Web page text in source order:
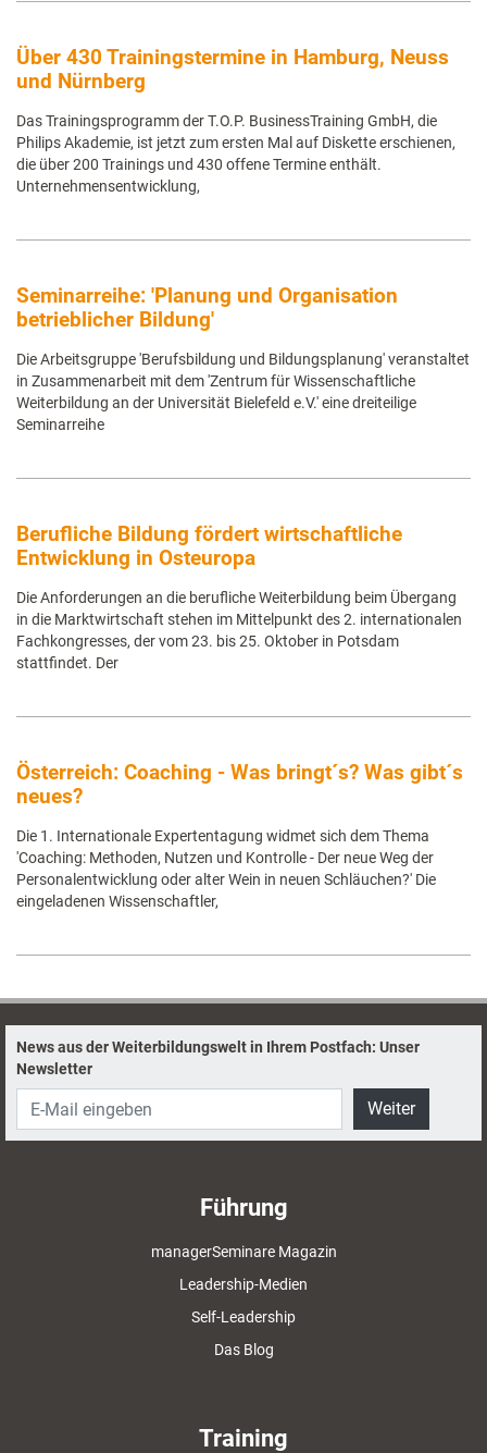
Über 430 Trainingstermine in Hamburg, Neuss
und Nürnberg
Das Trainingsprogramm der T.O.P. BusinessTraining GmbH, die
Philips Akademie, ist jetzt zum ersten Mal auf Diskette erschienen,
die über 200 Trainings und 430 offene Termine enthält.
Unternehmensentwicklung,
Seminarreihe: 'Planung und Organisation
betrieblicher Bildung'
Die Arbeitsgruppe 'Berufsbildung und Bildungsplanung' veranstaltet
in Zusammenarbeit mit dem 'Zentrum für Wissenschaftliche
Weiterbildung an der Universität Bielefeld e.V.' eine dreiteilige
Seminarreihe
Berufliche Bildung fördert wirtschaftliche
Entwicklung in Osteuropa
Die Anforderungen an die berufliche Weiterbildung beim Übergang
in die Marktwirtschaft stehen im Mittelpunkt des 2. internationalen
Fachkongresses, der vom 23. bis 25. Oktober in Potsdam
stattfindet. Der
Österreich: Coaching - Was bringt´s? Was gibt´s
neues?
Die 1. Internationale Expertentagung widmet sich dem Thema
'Coaching: Methoden, Nutzen und Kontrolle - Der neue Weg der
Personalentwicklung oder alter Wein in neuen Schläuchen?' Die
eingeladenen Wissenschaftler,
News aus der Weiterbildungswelt in Ihrem Postfach: Unser
Newsletter
Weiter
Führung
managerSeminare Magazin
Leadership-Medien
Self-Leadership
Das Blog
Training